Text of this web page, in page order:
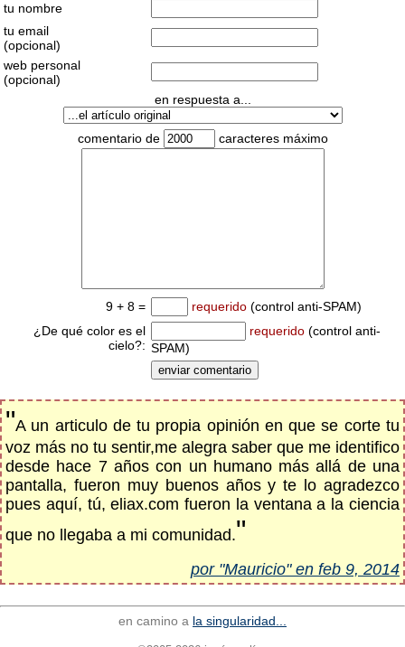
tu nombre
tu email
(opcional)
web personal
(opcional)
en respuesta a...
comentario de caracteres máximo
9 + 8 = requerido (control anti-SPAM)
¿De qué color es el
cielo?:
requerido (control anti-
SPAM)
"A un articulo de tu propia opinión en que se corte tu
voz más no tu sentir,me alegra saber que me identifico
desde hace 7 años con un humano más allá de una
pantalla, fueron muy buenos años y te lo agradezco
pues aquí, tú, eliax.com fueron la ventana a la ciencia
que no llegaba a mi comunidad."
por "Mauricio" en feb 9, 2014
en camino a la singularidad...